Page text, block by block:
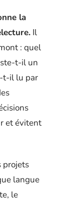
la
Il
: quel
t-il un
t-il lu par
et évitent
projets
langue
le